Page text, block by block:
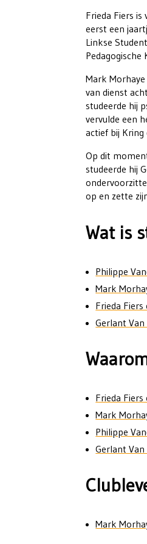
Frieda Fiers
eerst een
Linkse
Pedagogische
Mark
van dienst
studeerde hij
vervulde een
actief bij Kring
Op dit
studeerde hij
op en zette
Wat is
Philippe
Mark
Frieda
Gerlant
Frieda Fiers
Mark
Philippe
Gerlant
Mark